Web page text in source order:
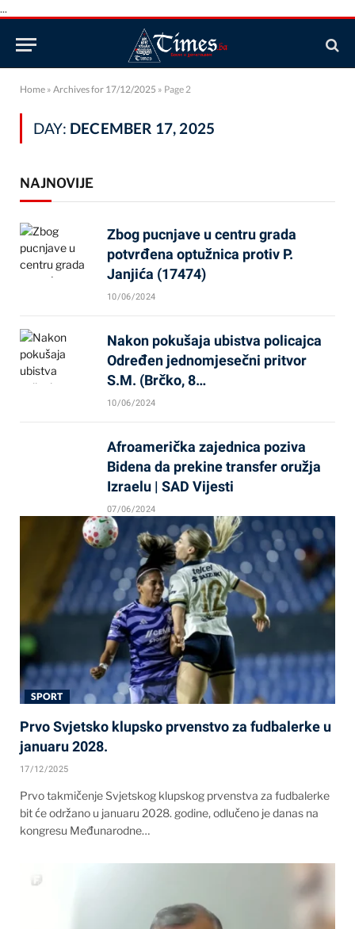
...
Home » Archives for 17/12/2025 » Page 2
DAY: DECEMBER 17, 2025
NAJNOVIJE
Zbog pucnjave u centru grada
potvrđena optužnica protiv P.
Janjića (17474)
10/06/2024
Nakon pokušaja ubistva policajca
Određen jednomjesečni pritvor
S.M. (Brčko, 8…
10/06/2024
Afroamerička zajednica poziva
Bidena da prekine transfer oružja
Izraelu | SAD Vijesti
07/06/2024
SPORT
Prvo Svjetsko klupsko prvenstvo za fudbalerke u
januaru 2028.
17/12/2025
Prvo takmičenje Svjetskog klupskog prvenstva za fudbalerke
bit će održano u januaru 2028. godine, odlučeno je danas na
kongresu Međunarodne…